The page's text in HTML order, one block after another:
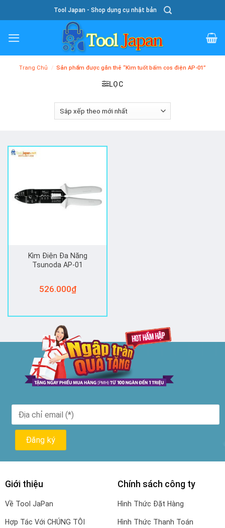
To
Content
Tool Japan - Shop dụng cụ nhật bản
Trang Chủ / Sản phẩm được gắn thẻ “Kìm tuốt bấm cos điện AP-01”
LỌC
Kìm Điện Đa Năng
Tsunoda AP-01
526.000₫
Giới thiệu
Về Tool JaPan
Hợp Tác Với CHÚNG TÔI
Chính sách công ty
Hình Thức Đặt Hàng
Hình Thức Thanh Toán